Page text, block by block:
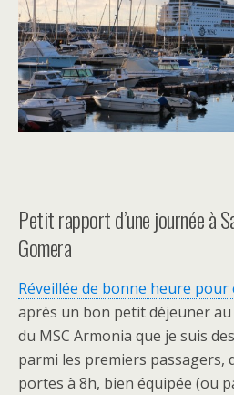
Petit rapport d’une journée à
Gomera
Réveillée de bonne heure
après un bon petit déjeuner
du MSC Armonia que je suis
parmi les premiers passagers,
portes à 8h, bien équipée (ou